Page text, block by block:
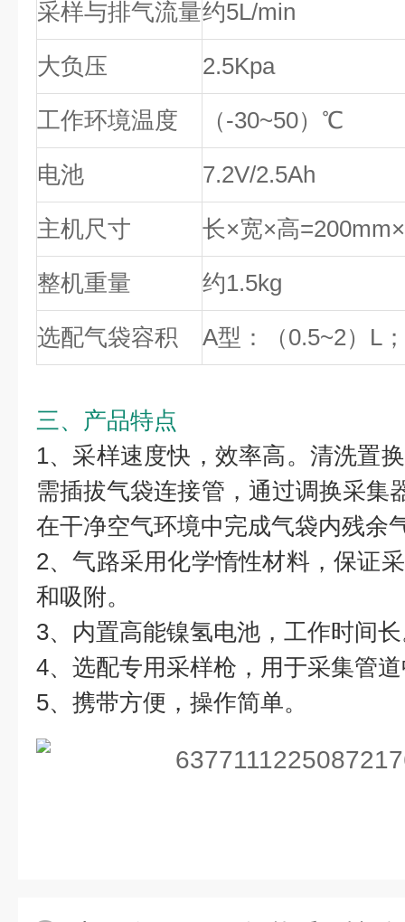
采样与排气流量约5L/min
大负压
2.5Kpa
工作环境温度
（-30~50）℃
电池
7.2V/2.5Ah
主机尺寸
长×宽×高
整机重量
约1.5kg
选配气袋容积
A型：（0.5~2）L
三、产品特点
1、采样速度快，效率高。清洗置
需插拔气袋连接管，通过调换采集
在干净空气环境中完成气袋内残余
2、气路采用化学惰性材料，保证
和吸附。
3、内置高能镍氢电池，工作时间
4、选配专用采样枪，用于采集管
5、携带方便，操作简单。